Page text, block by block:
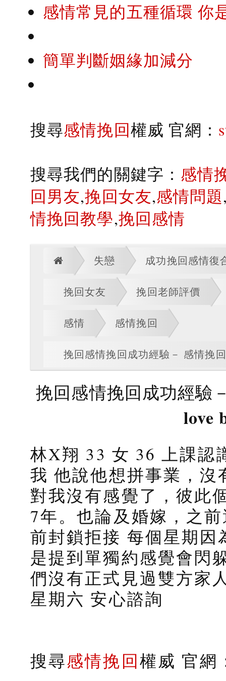
感情常見的五種循環 你
簡單判斷姻緣加減分
搜尋感情挽回權威 官網：
搜尋我們的關鍵字： 感情
回男友,挽回女友,感情問題
情挽回教學,挽回感情
失戀 成功挽回感情復
挽回女友 挽回老師評價
感情 感情挽回
挽回感情挽回成功經驗－ 感情挽
挽回感情挽回成功經驗
love
林X翔 33 女 36 上課認
我 他說他想拼事業，
對我沒有感覺了，彼此
7年。也論及婚嫁，之
前封鎖拒接 每個星期
是提到單獨約感覺會閃
們沒有正式見過雙方家
星期六 安心諮詢
搜尋感情挽回權威 官網